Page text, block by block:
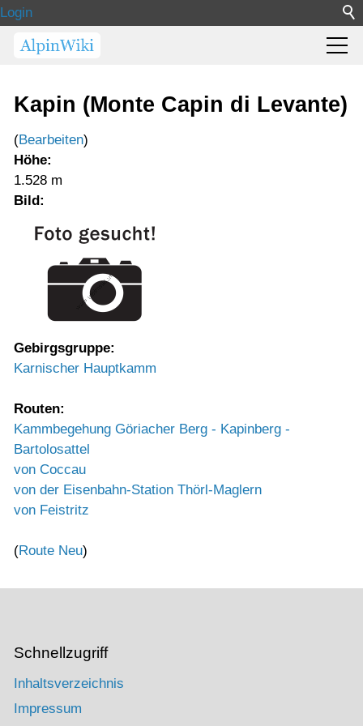
Login
Kapin (Monte Capin di Levante)
(Bearbeiten)
Höhe:
1.528 m
Bild:
Gebirgsgruppe:
Karnischer Hauptkamm
Routen:
Kammbegehung Göriacher Berg - Kapinberg -
Bartolosattel
von Coccau
von der Eisenbahn-Station Thörl-Maglern
von Feistritz
(Route Neu)
Schnellzugriff
Inhaltsverzeichnis
Impressum